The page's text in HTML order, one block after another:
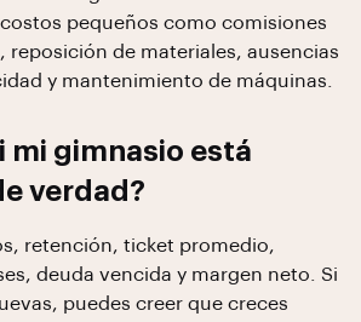
pequeños como comisiones
reposición de materiales, ausencias
y mantenimiento de máquinas.
mi gimnasio está
verdad?
retención, ticket promedio,
deuda vencida y margen neto. Si
puedes creer que creces